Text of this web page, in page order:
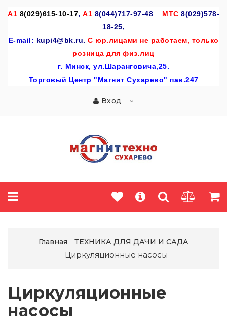
A1 8(029)615-10-17, А1 8(044)717-97-48 МТС 8(029)578-
18-25,
E-mail: kupi4@bk.ru. С юр.лицами не работаем, только
розница для физ.лиц
г. Минск, ул.Шаранговича,25.
Торговый Центр "Магнит Сухарево" пав.247
Вход
Главная ТЕХНИКА ДЛЯ ДАЧИ И САДА
Циркуляционные насосы
Циркуляционные
насосы